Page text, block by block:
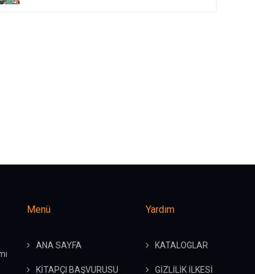
Menü
ANA SAYFA
KİTAPÇI BAŞVURUSU
Yardım
KATALOGLAR
GİZLİLİK İLKESİ